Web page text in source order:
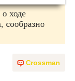
о ходе
сообразно
Crossman